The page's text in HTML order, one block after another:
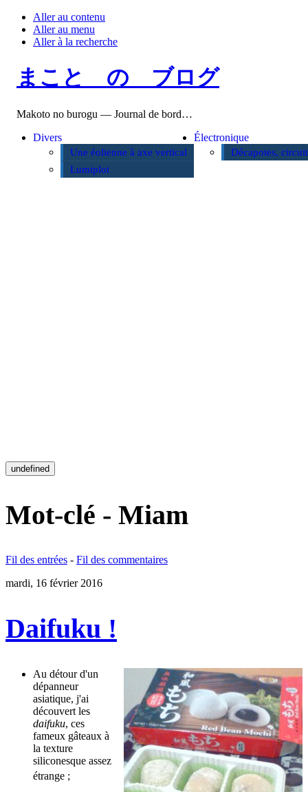
Aller au contenu
Aller au menu
Aller à la recherche
まこと の ブログ
Makoto no burogu — Journal de bord…
Divers
Une éolienne à axe vertical
Lumiplot
Électronique
Décapotes,
undefined
Mot-clé - Miam
Fil des entrées - Fil des commentaires
mardi, 16 février 2016
Daifuku !
Au détour d'un
dépanneur
asiatique, j'ai
découvert les
daifuku, ces
fameux gâteaux à
la texture
siliconesque assez
étrange ;